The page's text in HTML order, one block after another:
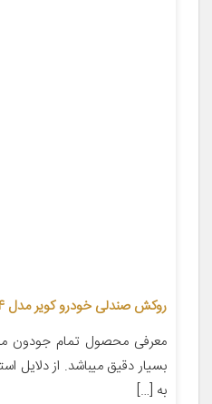
روکش صندلی خودرو کویر مدل jk24 مناسب برای کوئیک
معرفی محصول تمام جودون
بسیار دقیق میباشد. از دلایل
به […]